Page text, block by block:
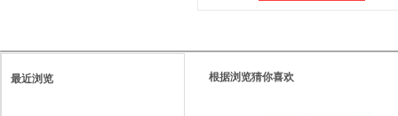
最近浏览 根据浏览猜你喜欢